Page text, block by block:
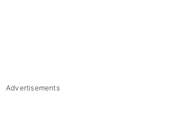
Advertisements